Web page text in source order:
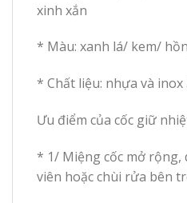
xinh xắn
* Màu: xanh lá/ kem/
* Chất liệu: nhựa và inox
Ưu điểm của cốc giữ
* 1/ Miệng cốc mở rộng,
viên hoặc chùi rửa bên